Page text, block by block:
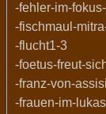
-fehler-im-
-fischmaul-
-flucht1-3
-foetus-freut-
-franz-von-
-frauen-im-